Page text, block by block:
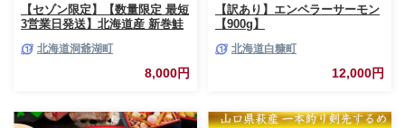
【セゾン限定】【数量限定 最短
3営業日発送】北海道産 新巻鮭
700g/5～7切入) 最短配送 北海
道 秋鮭 小分け 鮭 さけ しゃけ
シャケ 中塩 海鮮 冷凍 お弁当
モン サケ
北海道洞爺湖町
8,000円
【訳あり】エンペラーサーモン
【900g】
北海道白糠町
12,000円